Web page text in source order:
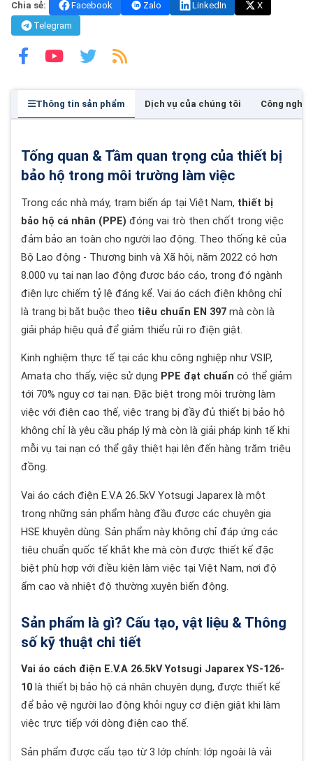
Chia sẻ: Facebook Zalo LinkedIn
X
Telegram
Thông tin sản phẩm Dịch vụ của chúng tôi Công nghệ
Tổng quan & Tầm quan trọng của thiết bị
bảo hộ trong môi trường làm việc
Trong các nhà máy, trạm biến áp tại Việt Nam, thiết bị
bảo hộ cá nhân (PPE) đóng vai trò then chốt trong việc
đảm bảo an toàn cho người lao động. Theo thống kê của
Bộ Lao động - Thương binh và Xã hội, năm 2022 có hơn
8.000 vụ tai nạn lao động được báo cáo, trong đó ngành
điện lực chiếm tỷ lệ đáng kể. Vai áo cách điện không chỉ
là trang bị bắt buộc theo tiêu chuẩn EN 397 mà còn là
giải pháp hiệu quả để giảm thiểu rủi ro điện giật.
Kinh nghiệm thực tế tại các khu công nghiệp như VSIP,
Amata cho thấy, việc sử dụng PPE đạt chuẩn có thể giảm
tới 70% nguy cơ tai nạn. Đặc biệt trong môi trường làm
việc với điện cao thế, việc trang bị đầy đủ thiết bị bảo hộ
không chỉ là yêu cầu pháp lý mà còn là giải pháp kinh tế khi
mỗi vụ tai nạn có thể gây thiệt hại lên đến hàng trăm triệu
đồng.
Vai áo cách điện E.V.A 26.5kV Yotsugi Japarex là một
trong những sản phẩm hàng đầu được các chuyên gia
HSE khuyên dùng. Sản phẩm này không chỉ đáp ứng các
tiêu chuẩn quốc tế khắt khe mà còn được thiết kế đặc
biệt phù hợp với điều kiện làm việc tại Việt Nam, nơi độ
ẩm cao và nhiệt độ thường xuyên biến động.
Sản phẩm là gì? Cấu tạo, vật liệu & Thông
số kỹ thuật chi tiết
Vai áo cách điện E.V.A 26.5kV Yotsugi Japarex YS-126-
10 là thiết bị bảo hộ cá nhân chuyên dụng, được thiết kế
để bảo vệ người lao động khỏi nguy cơ điện giật khi làm
việc trực tiếp với dòng điện cao thế.
Sản phẩm được cấu tạo từ 3 lớp chính: lớp ngoài là vải